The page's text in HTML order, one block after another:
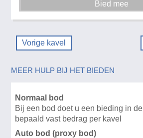
Vorige kavel
MEER HULP BIJ HET BIEDEN
Normaal bod
Bij een bod doet u een bieding in
bepaald vast bedrag per kavel
Auto bod (proxy bod)